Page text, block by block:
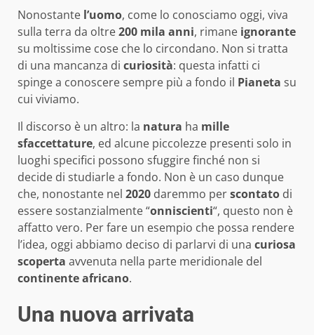
Nonostante l’uomo, come lo conosciamo oggi, viva
sulla terra da oltre200 mila anni, rimane ignorante
su moltissime cose che lo circondano. Non si tratta
di una mancanza di curiosità: questa infatti ci
spinge a conoscere sempre più a fondo il Pianeta su
cui viviamo.
Il discorso è un altro: la natura ha mille
sfaccettature, ed alcune piccolezze presenti solo in
luoghi specifici possono sfuggire finché non si
decide di studiarle a fondo. Non è un caso dunque
che, nonostante nel 2020 daremmo perscontato di
essere sostanzialmente “onniscienti“, questo non è
affatto vero. Per fare un esempio che possa rendere
l’idea, oggi abbiamo deciso di parlarvi di una curiosa
scoperta avvenuta nella parte meridionale del
continenteafricano.
Una nuova arrivata